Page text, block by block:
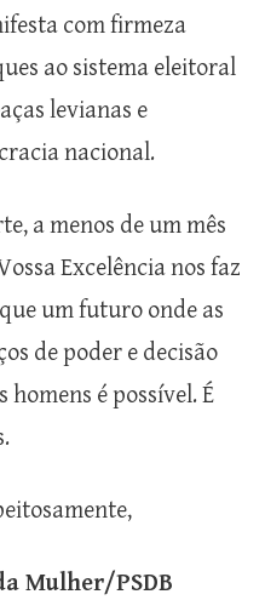
com firmeza
ao sistema eleitoral
levianas e
nacional.
a menos de um mês
Excelência nos faz
um futuro onde as
de poder e decisão
homens é possível. É
Mulher/PSDB